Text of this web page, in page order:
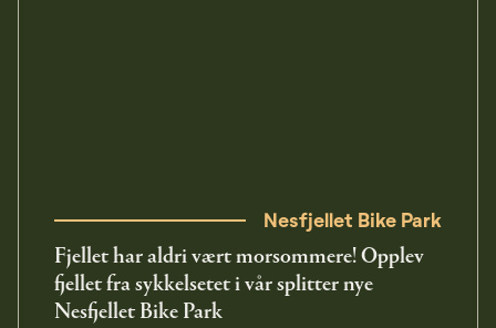
Nesfjellet Bike Park
Fjellet har aldri vært morsommere! Opplev
fjellet fra sykkelsetet i vår splitter nye
Nesfjellet Bike Park